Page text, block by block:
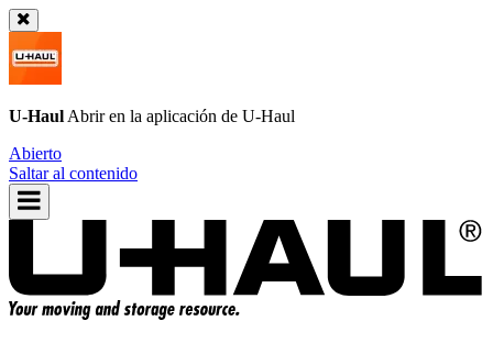
U-Haul Abrir en la aplicación de U-Haul
Abierto
Saltar al contenido